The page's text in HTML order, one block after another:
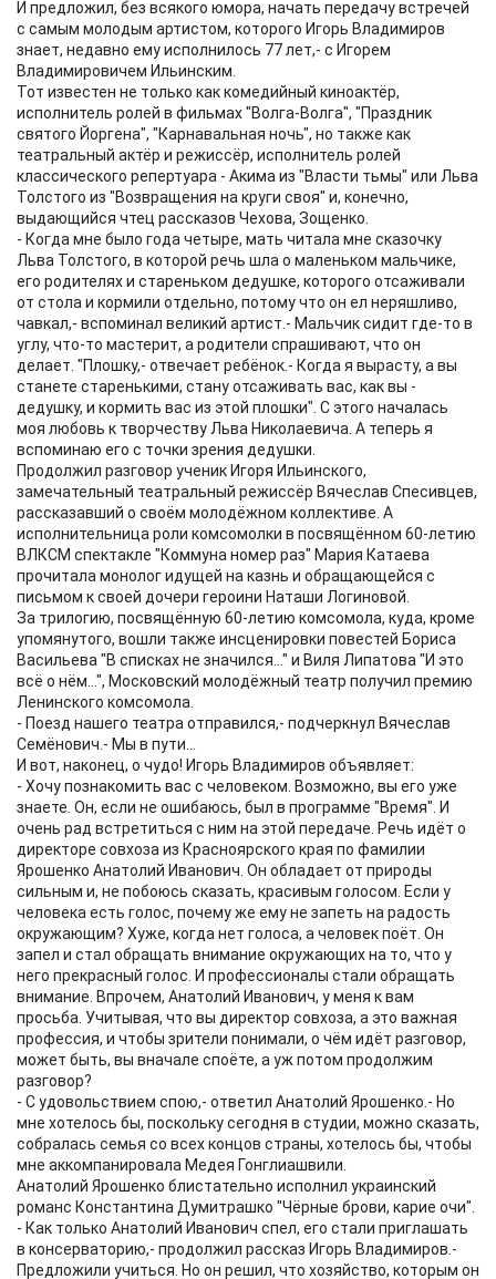
И предложил, без всякого юмора, начать передачу встречей
с самым молодым артистом, которого Игорь Владимиров
знает, недавно ему исполнилось 77 лет,- с Игорем
Владимировичем Ильинским.
Тот известен не только как комедийный киноактёр,
исполнитель ролей в фильмах "Волга-Волга", "Праздник
святого Йоргена", "Карнавальная ночь", но также как
театральный актёр и режиссёр, исполнитель ролей
классического репертуара - Акима из "Власти тьмы" или Льва
Толстого из "Возвращения на круги своя" и, конечно,
выдающийся чтец рассказов Чехова, Зощенко.
- Когда мне было года четыре, мать читала мне сказочку
Льва Толстого, в которой речь шла о маленьком мальчике,
его родителях и стареньком дедушке, которого отсаживали
от стола и кормили отдельно, потому что он ел неряшливо,
чавкал,- вспоминал великий артист.- Мальчик сидит где-то в
углу, что-то мастерит, а родители спрашивают, что он
делает. "Плошку,- отвечает ребёнок.- Когда я вырасту, а вы
станете старенькими, стану отсаживать вас, как вы -
дедушку, и кормить вас из этой плошки". С этого началась
моя любовь к творчеству Льва Николаевича. А теперь я
вспоминаю его с точки зрения дедушки.
Продолжил разговор ученик Игоря Ильинского,
замечательный театральный режиссёр Вячеслав Спесивцев,
рассказавший о своём молодёжном коллективе. А
исполнительница роли комсомолки в посвящённом 60-летию
ВЛКСМ спектакле "Коммуна номер раз" Мария Катаева
прочитала монолог идущей на казнь и обращающейся с
письмом к своей дочери героини Наташи Логиновой.
За трилогию, посвящённую 60-летию комсомола, куда, кроме
упомянутого, вошли также инсценировки повестей Бориса
Васильева "В списках не значился..." и Виля Липатова "И это
всё о нём...", Московский молодёжный театр получил премию
Ленинского комсомола.
- Поезд нашего театра отправился,- подчеркнул Вячеслав
Семёнович.- Мы в пути...
И вот, наконец, о чудо! Игорь Владимиров объявляет:
- Хочу познакомить вас с человеком. Возможно, вы его уже
знаете. Он, если не ошибаюсь, был в программе "Время". И
очень рад встретиться с ним на этой передаче. Речь идёт о
директоре совхоза из Красноярского края по фамилии
Ярошенко Анатолий Иванович. Он обладает от природы
сильным и, не побоюсь сказать, красивым голосом. Если у
человека есть голос, почему же ему не запеть на радость
окружающим? Хуже, когда нет голоса, а человек поёт. Он
запел и стал обращать внимание окружающих на то, что у
него прекрасный голос. И профессионалы стали обращать
внимание. Впрочем, Анатолий Иванович, у меня к вам
просьба. Учитывая, что вы директор совхоза, а это важная
профессия, и чтобы зрители понимали, о чём идёт разговор,
может быть, вы вначале споёте, а уж потом продолжим
разговор?
- С удовольствием спою,- ответил Анатолий Ярошенко.- Но
мне хотелось бы, поскольку сегодня в студии, можно сказать,
собралась семья со всех концов страны, хотелось бы, чтобы
мне аккомпанировала Медея Гонглиашвили.
Анатолий Ярошенко блистательно исполнил украинский
романс Константина Думитрашко "Чёрные брови, карие очи".
- Как только Анатолий Иванович спел, его стали приглашать
в консерваторию,- продолжил рассказ Игорь Владимиров.-
Предложили учиться. Но он решил, что хозяйство, которым он